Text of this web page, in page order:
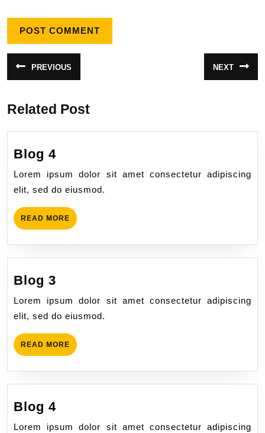
PREVIOUS NEXT
Related Post
Blog 4
Lorem ipsum dolor sit amet consectetur adipiscing
elit, sed do eiusmod.
READ MORE
Blog 3
Lorem ipsum dolor sit amet consectetur adipiscing
elit, sed do eiusmod.
READ MORE
Blog 4
Lorem ipsum dolor sit amet consectetur adipiscing